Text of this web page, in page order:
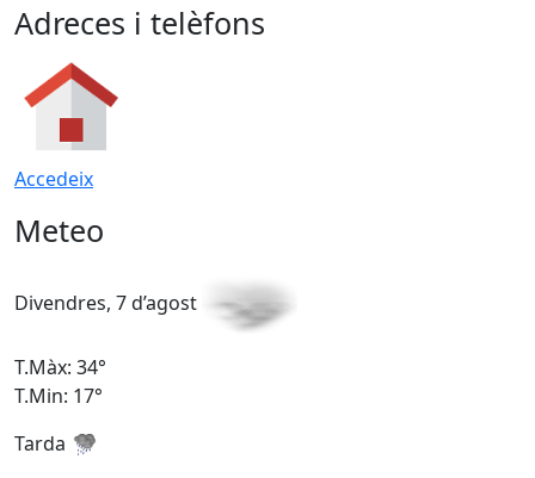
Adreces i telèfons
Accedeix
Meteo
Divendres, 7 d’agost
T.Màx: 34°
T.Min: 17°
Tarda